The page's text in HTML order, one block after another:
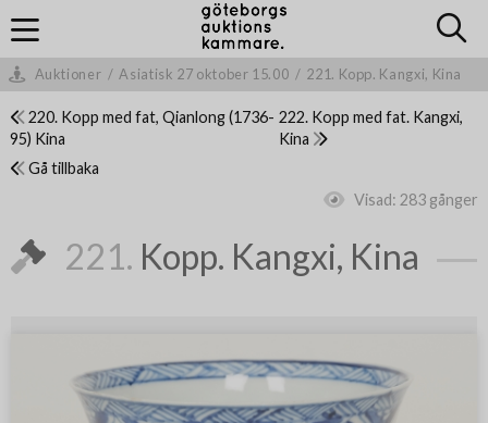
Auktioner / Asiatisk 27 oktober 15.00 / 221. Kopp. Kangxi, Kina
220. Kopp med fat, Qianlong (1736-
95) Kina
222. Kopp med fat. Kangxi,
Kina
Gå tillbaka
Visad: 283 gånger
221. Kopp. Kangxi, Kina